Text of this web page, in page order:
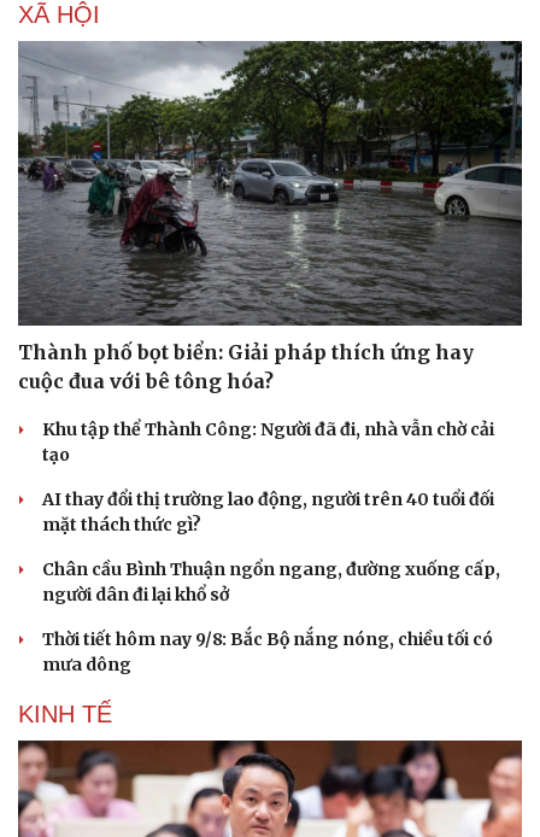
Văn hóa
Sân khấu - Điện ảnh
Văn học
Âm nhạc
Di sản
Giải trí
Nghệ sĩ
Thời trang
Sao Việt
XÃ HỘI
Thành phố bọt biển: Giải pháp thích ứng hay
cuộc đua với bê tông hóa?
Khu tập thể Thành Công: Người đã đi, nhà vẫn chờ cải
tạo
AI thay đổi thị trường lao động, người trên 40 tuổi đối
mặt thách thức gì?
Chân cầu Bình Thuận ngổn ngang, đường xuống cấp,
người dân đi lại khổ sở
Thời tiết hôm nay 9/8: Bắc Bộ nắng nóng, chiều tối có
mưa dông
KINH TẾ